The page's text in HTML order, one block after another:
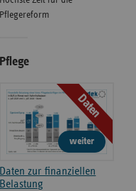
Pflegereform
Pflege
Daten
weiter
Daten zur finanziellen
Belastung